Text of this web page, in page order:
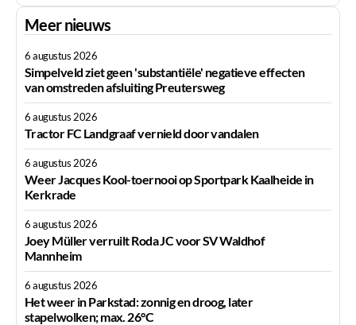
Meer nieuws
6 augustus 2026
Simpelveld ziet geen 'substantiële' negatieve effecten
van omstreden afsluiting Preutersweg
6 augustus 2026
Tractor FC Landgraaf vernield door vandalen
6 augustus 2026
Weer Jacques Kool-toernooi op Sportpark Kaalheide in
Kerkrade
6 augustus 2026
Joey Müller verruilt Roda JC voor SV Waldhof
Mannheim
6 augustus 2026
Het weer in Parkstad: zonnig en droog, later
stapelwolken; max. 26°C